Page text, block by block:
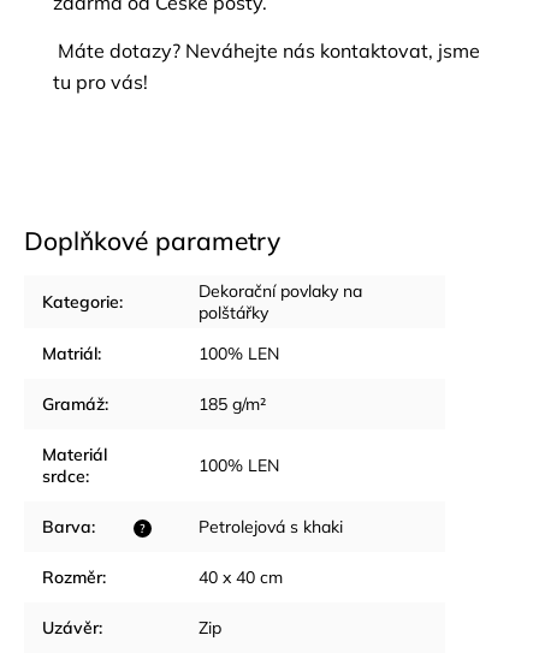
Máte dotazy? Neváhejte nás kontaktovat, jsme
tu pro vás!
Doplňkové parametry
Kategorie:
Dekorační povlaky na
polštářky
Matriál: 100% LEN
Gramáž: 185 g/m²
Materiál
srdce: 100% LEN
?
Barva: Petrolejová s khaki
Rozměr: 40 x 40 cm
Uzávěr: Zip